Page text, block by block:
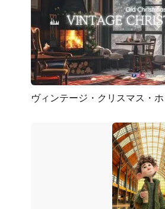
プレビュー